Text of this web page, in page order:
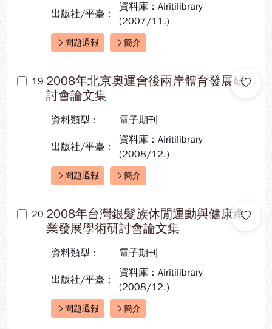
出版社/平臺：
資料庫：Airitilibrary
(2007/11.)
快速連結：
問題通報 簡介
19 2008年北京奧運會後兩岸體育發展研
討會論文集
資料類型： 電子期刊
出版社/平臺：
資料庫：Airitilibrary
(2008/12.)
快速連結：
問題通報 簡介
20 2008年台灣銀髮族休閒運動與健康產
業發展學術研討會論文集
資料類型： 電子期刊
出版社/平臺：
資料庫：Airitilibrary
(2008/12.)
快速連結：
問題通報 簡介